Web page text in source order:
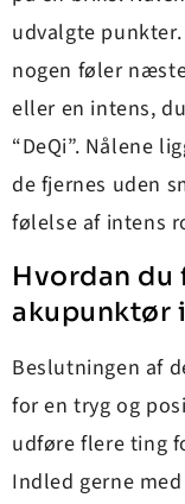
udvalgte
nogen føler
eller en intens,
“DeQi”. Nålene
de fjernes uden
følelse af intens
Hvordan
akupunktør
Beslutningen af
for en tryg og
udføre flere ting
Indled gerne